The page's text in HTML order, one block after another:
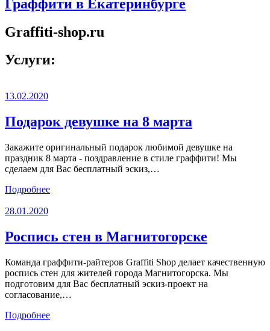
Граффити в Екатеринбурге
Graffiti-shop.ru
Услуги:
13.02.2020
Подарок девушке на 8 марта
Закажите оригинальный подарок любимой девушке на
праздник 8 марта - поздравление в стиле граффити! Мы
сделаем для Вас бесплатный эскиз,…
Подробнее
28.01.2020
Роспись стен в Магнитогорске
Команда граффити-райтеров Graffiti Shop делает качественную
роспись стен для жителей города Магнитогорска. Мы
подготовим для Вас бесплатный эскиз-проект на
согласование,…
Подробнее